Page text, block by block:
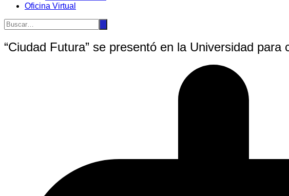
Oficina Virtual
“Ciudad Futura” se presentó en la Universidad